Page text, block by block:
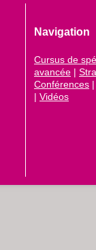
Navigation
Cursus de
avancée |
Conférences
| Vidéos